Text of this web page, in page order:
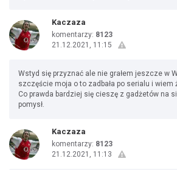
Kaczaza
komentarzy: 8123
21.12.2021, 11:15
Wstyd się przyznać ale nie grałem jeszcze w
szczęście moja o to zadbała po serialu i wiem
Co prawda bardziej się cieszę z gadżetów na
pomysł.
Kaczaza
komentarzy: 8123
21.12.2021, 11:13